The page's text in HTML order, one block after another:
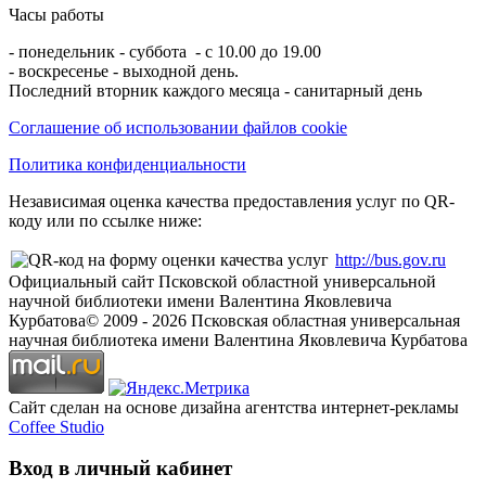
Часы работы
- понедельник - суббота - с 10.00 до 19.00
- воскресенье - выходной день.
Последний вторник каждого месяца - санитарный день
Соглашение об использовании файлов cookie
Политика конфиденциальности
Независимая оценка качества предоставления услуг по QR-
коду или по ссылке ниже:
http://bus.gov.ru
Официальный сайт Псковской областной универсальной
научной библиотеки имени Валентина Яковлевича
Курбатова© 2009 - 2026 Псковская областная универсальная
научная библиотека имени Валентина Яковлевича Курбатова
Сайт сделан на основе дизайна агентства интернет-рекламы
Coffee Studio
Вход в личный кабинет